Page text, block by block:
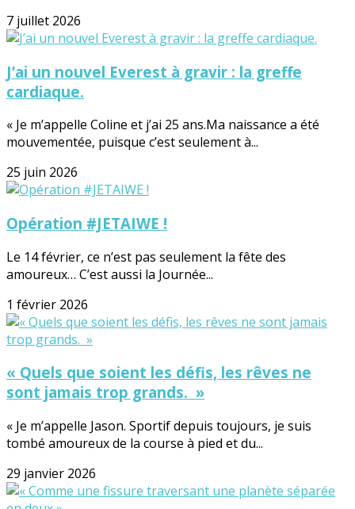
7 juillet 2026
J’ai un nouvel Everest à gravir : la greffe
cardiaque.
« Je m’appelle Coline et j’ai 25 ans.Ma naissance a été
mouvementée, puisque c’est seulement à...
25 juin 2026
Opération #JETAIWE !
Le 14 février, ce n’est pas seulement la fête des
amoureux… C’est aussi la Journée...
1 février 2026
« Quels que soient les défis, les rêves ne
sont jamais trop grands. »
« Je m’appelle Jason. Sportif depuis toujours, je suis
tombé amoureux de la course à pied et du...
29 janvier 2026